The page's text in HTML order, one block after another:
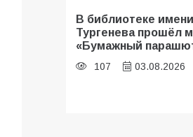
В библиотеке
Тургенева прошёл
«Бумажный
107 03.08.2026